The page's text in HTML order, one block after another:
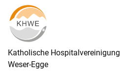
Katholische Hospitalvereinigung
Weser-Egge